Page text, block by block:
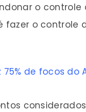
o controle
fazer o controle
de focos do